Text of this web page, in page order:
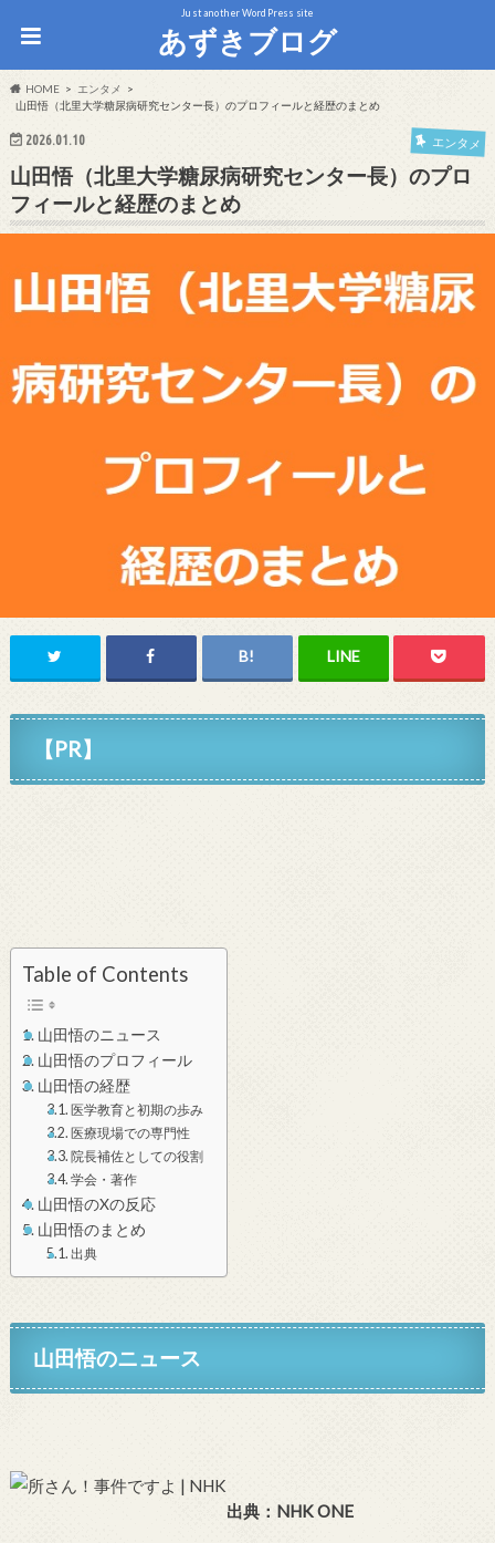
Just another WordPress site
あずきブログ
HOME
エンタメ
山田悟（北里大学糖尿病研究センター長）のプロフィールと経歴のまとめ
2026.01.10 エンタメ
山田悟（北里大学糖尿病研究センター長）のプロ
フィールと経歴のまとめ
【PR】
Table of Contents
山田悟のニュース
山田悟のプロフィール
山田悟の経歴
医学教育と初期の歩み
医療現場での専門性
院長補佐としての役割
学会・著作
山田悟のXの反応
山田悟のまとめ
出典
山田悟のニュース
出典：NHK ONE